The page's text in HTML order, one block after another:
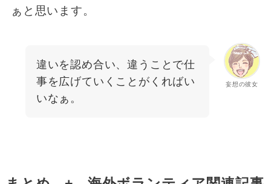
ぁと思います。
妄想の彼女
違いを認め合い、違うことで仕
事を広げていくことがくればい
いなぁ。